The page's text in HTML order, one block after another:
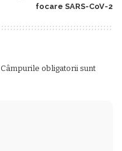
focare SARS-CoV-2
Câmpurile obligatorii sunt